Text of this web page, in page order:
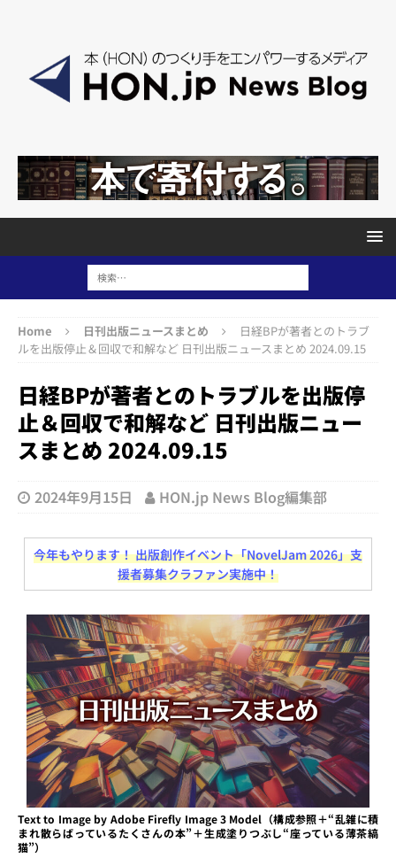
Home 日刊出版ニュースまとめ
日経BPが著者とのトラブ
ルを出版停止＆回収で和解など 日刊出版ニュースまとめ 2024.09.15
日経BPが著者とのトラブルを出版停
止＆回収で和解など 日刊出版ニュー
スまとめ 2024.09.15
2024年9月15日 HON.jp News Blog編集部
今年もやります！ 出版創作イベント「NovelJam 2026」支
援者募集クラファン実施中！
Text to Image by Adobe Firefly Image 3 Model（構成参照＋“乱雑に積
まれ散らばっているたくさんの本”＋生成塗りつぶし“座っている薄茶縞
猫”）